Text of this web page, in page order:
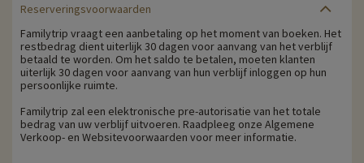
Reserveringsvoorwaarden
Familytrip vraagt een aanbetaling op het moment van boeken. Het
restbedrag dient uiterlijk 30 dagen voor aanvang van het verblijf
betaald te worden. Om het saldo te betalen, moeten klanten
uiterlijk 30 dagen voor aanvang van hun verblijf inloggen op hun
persoonlijke ruimte.
Familytrip zal een elektronische pre-autorisatie van het totale
bedrag van uw verblijf uitvoeren. Raadpleeg onze Algemene
Verkoop- en Websitevoorwaarden voor meer informatie.